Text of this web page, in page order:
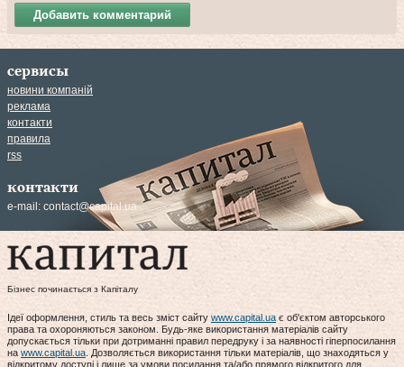
Добавить комментарий
сервисы
новини компаній
реклама
контакти
правила
rss
контакти
e-mail: contact@capital.ua
Бізнес починається з Капіталу
Ідеї оформлення, стиль та весь зміст сайту www.capital.uaє об'єктом авторського
права та охороняються законом. Будь-яке використання матеріалів сайту
допускається тільки при дотриманні правил передруку і за наявності гіперпосилання
на www.capital.ua. Дозволяється використання тільки матеріалів, що знаходяться у
відкритому доступі і лише за умови посилання та/або прямого відкритого для